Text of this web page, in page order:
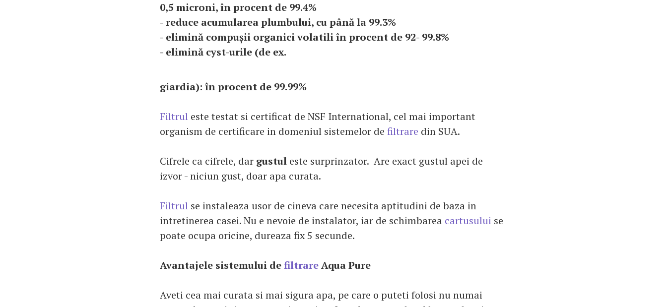
0,5 microni, în procent de 99.4%
- reduce acumularea plumbului, cu până la 99.3%
- elimină compușii organici volatili în procent de 92- 99.8%
- elimină cyst-urile (de ex.
giardia): în procent de 99.99%
Filtrul este testat si certificat de NSF International, cel mai important
organism de certificare in domeniul sistemelor de filtrare din SUA.
Cifrele ca cifrele, dar gustul este surprinzator. Are exact gustul apei de
izvor - niciun gust, doar apa curata.
Filtrul se instaleaza usor de cineva care necesita aptitudini de baza in
intretinerea casei. Nu e nevoie de instalator, iar de schimbarea cartusului se
poate ocupa oricine, dureaza fix 5 secunde.
Avantajele sistemului defiltrareAqua Pure
Aveti cea mai curata si mai sigura apa, pe care o puteti folosi nu numai